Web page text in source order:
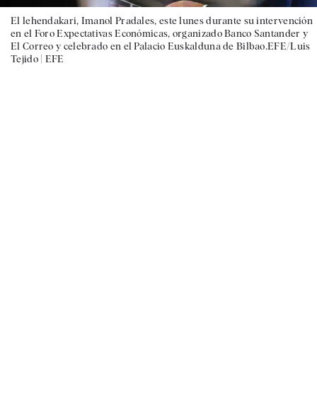
El lehendakari, Imanol Pradales, este lunes durante su intervención
en el Foro Expectativas Económicas, organizado Banco Santander y
El Correo y celebrado en el Palacio Euskalduna de Bilbao.EFE/Luis
Tejido | EFE